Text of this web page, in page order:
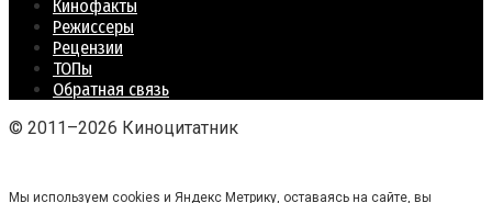
Кинофакты
Режиссеры
Рецензии
ТОПы
Обратная связь
© 2011–2026 Киноцитатник
Мы используем cookies и Яндекс Метрику, оставаясь на сайте, вы